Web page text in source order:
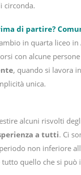
circonda.
di partire?
in quarta liceo
con alcune
, quando si lavora
unica.
alcuni risvolti
a tutti. Ci
non inferiore
quello che si può